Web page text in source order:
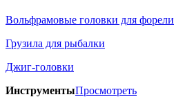
Вольфрамовые головки для форели
Грузила для рыбалки
Джиг-головки
ИнструментыПросмотреть